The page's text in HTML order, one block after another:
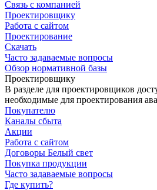
Связь с компанией
Проектировщику
Работа с сайтом
Проектирование
Скачать
Часто задаваемые вопросы
Обзор нормативной базы
Проектировщику
В разделе для проектировщиков
необходимые для проектирования
Покупателю
Каналы сбыта
Акции
Работа с сайтом
Договоры Белый свет
Покупка продукции
Часто задаваемые вопросы
Где купить?